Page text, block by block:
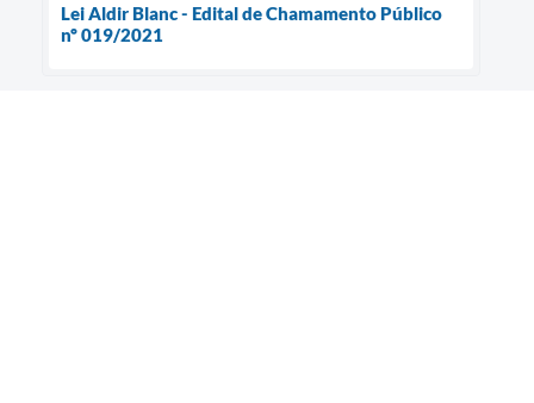
Lei Aldir Blanc - Edital de Chamamento Público
nº 019/2021